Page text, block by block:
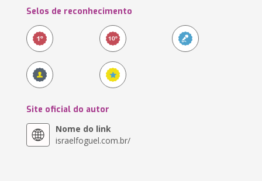
Selos de reconhecimento
Site oficial do autor
Nome do link
israelfoguel.com.br/